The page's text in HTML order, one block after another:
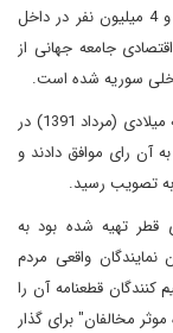
نیم میلیون نفر به کشورهای همسایه سوریه پناه برده و 4 میلیون نفر در داخل
جامعه جهانی از
سوریه شده است.
گفتنی است در قطعنامه مشابهی که در اوت سال گذشته میلادی (مرداد 1391) در
متحد به تصویب رسید 133 کشور به آن رای موافق دادند و
تهیه شده بود به
واقعی مردم
کنندگان قطعنامه آن را
مخالفان" برای گذار